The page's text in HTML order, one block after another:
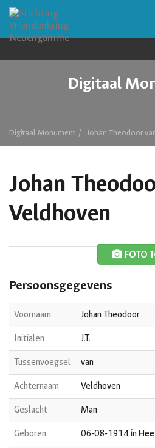
Digitaal
Digitaal Monument Johan Theodoor
Johan
Veldhoven
FOTO
Persoonsgegevens
Voornaam Johan Theodoor
Initialen J.T.
Tussenvoegsel van
Achternaam Veldhoven
Geslacht Man
Geboren 06-08-1914 in